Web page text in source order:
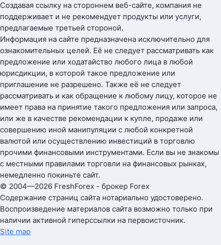
Создавая ссылку на стороннем веб-сайте, компания не
поддерживает и не рекомендует продукты или услуги,
предлагаемые третьей стороной.
Информация на сайте предназначена исключительно для
ознакомительных целей. Её не следует рассматривать как
предложение или ходатайство любого лица в любой
юрисдикции, в которой такое предложение или
приглашение не разрешено. Также её не следует
рассматривать и как обращение к любому лицу, которое не
имеет права на принятие такого предложения или запроса,
или же в качестве рекомендации к купле, продаже или
совершению иной манипуляции с любой конкретной
валютой или осуществлению инвестиций в торговлю
прочими финансовыми инструментами. Если вы не знакомы
с местными правилами торговли на финансовых рынках,
немедленно покиньте сайт.
© 2004—2026 FreshForex - брокер Forex
Содержание страниц сайта нотариально удостоверено.
Воспроизведение материалов сайта возможно только при
наличии активной гиперссылки на первоисточник.
Site map